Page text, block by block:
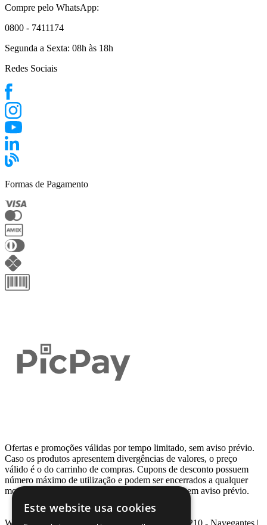
Compre pelo WhatsApp:
0800 - 7411174
Segunda a Sexta: 08h às 18h
Redes Sociais
Formas de Pagamento
Ofertas e promoções válidas por tempo limitado, sem aviso prévio.
Caso os produtos apresentem divergências de valores, o preço
válido é o do carrinho de compras. Cupons de desconto possuem
número máximo de utilização e podem ser encerrados a qualquer
momento, de acordo com sua disponibilidade e sem aviso prévio.
Este website usa cookies